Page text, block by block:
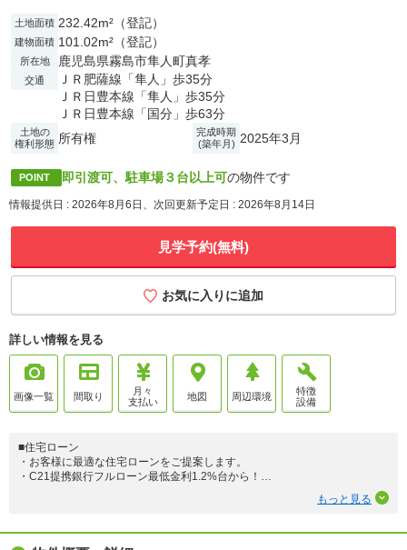
土地面積 232.42m²（登記）
建物面積 101.02m²（登記）
所在地 鹿児島県霧島市隼人町真孝
交通
ＪＲ肥薩線「隼人」歩35分
ＪＲ日豊本線「隼人」歩35分
ＪＲ日豊本線「国分」歩63分
土地の
権利形態 所有権
完成時期
(築年月) 2025年3月
POINT 即引渡可、駐車場３台以上可の物件です
情報提供日 : 2026年8月6日、次回更新予定日 : 2026年8月14日
見学予約(無料)
お気に入りに追加
詳しい情報を見る
画像一覧 間取り
月々
支払い
地図 周辺環境
特徴
設備
■住宅ローン
・お客様に最適な住宅ローンをご提案します。
・C21提携銀行フルローン最低金利1.2%台から！
もっと見る